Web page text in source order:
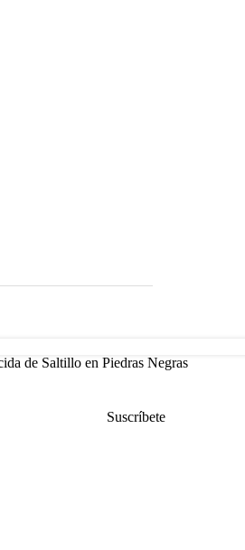
de Saltillo en Piedras Negras
Suscríbete